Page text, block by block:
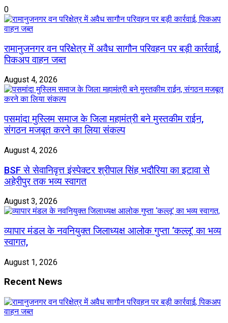
0
रामानुजनगर वन परिक्षेत्र में अवैध सागौन परिवहन पर बड़ी कार्रवाई,
पिकअप वाहन जब्त
August 4, 2026
पसमांदा मुस्लिम समाज के जिला महामंत्री बने मुस्तकीम राईन,
संगठन मजबूत करने का लिया संकल्प
August 4, 2026
BSF से सेवानिवृत्त इंस्पेक्टर श्रीपाल सिंह भदौरिया का इटावा से
अहेरीपुर तक भव्य स्वागत
August 3, 2026
व्यापार मंडल के नवनियुक्त जिलाध्यक्ष आलोक गुप्ता ‘कल्लू’ का भव्य
स्वागत,
August 1, 2026
Recent News